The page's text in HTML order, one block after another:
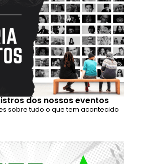
dos nossos eventos
sobre tudo o que tem acontecido